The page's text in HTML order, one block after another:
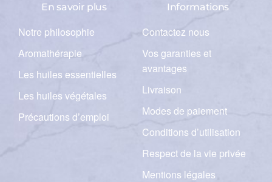
En savoir plus
Notre philosophie
Aromathérapie
Les huiles essentielles
Les huiles végétales
Précautions d’emploi
Informations
Contactez nous
Vos garanties et
avantages
Livraison
Modes de paiement
Conditions d’utilisation
Respect de la vie privée
Mentions légales